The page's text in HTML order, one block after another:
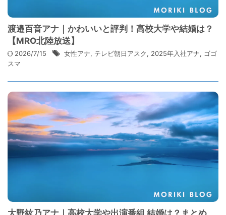
渡邉百音アナ｜かわいいと評判！高校大学や結婚は？
【MRO北陸放送】
2026/7/15 女性アナ, テレビ朝日アスク, 2025年入社アナ, ゴゴ
スマ
大野紘乃アナ｜高校大学や出演番組 結婚は？まとめ